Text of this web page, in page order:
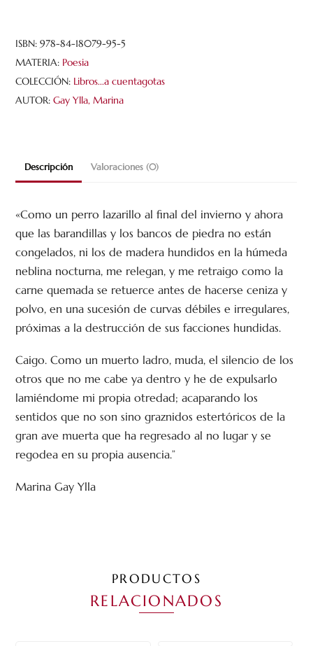
cantidad
ISBN:978-84-18079-95-5
MATERIA: Poesia
COLECCIÓN: Libros...a cuentagotas
AUTOR:Gay Ylla, Marina
Descripción Valoraciones (0)
«Como un perro lazarillo al final del invierno y ahora
que las barandillas y los bancos de piedra no están
congelados, ni los de madera hundidos en la húmeda
neblina nocturna, me relegan, y me retraigo como la
carne quemada se retuerce antes de hacerse ceniza y
polvo, en una sucesión de curvas débiles e irregulares,
próximas a la destrucción de sus facciones hundidas.
Caigo. Como un muerto ladro, muda, el silencio de los
otros que no me cabe ya dentro y he de expulsarlo
lamiéndome mi propia otredad; acaparando los
sentidos que no son sino graznidos estertóricos de la
gran ave muerta que ha regresado al no lugar y se
regodea en su propia ausencia.”
Marina Gay Ylla
PRODUCTOS
RELACIONADOS